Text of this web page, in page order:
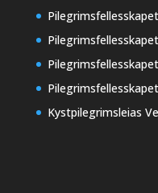
Kystpilegrimsleias